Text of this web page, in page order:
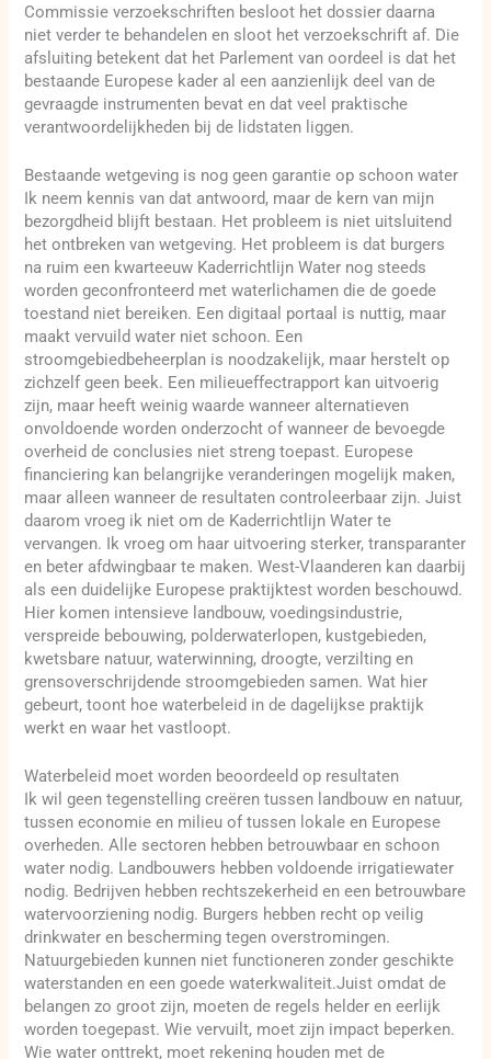
Commissie verzoekschriften besloot het dossier daarna
niet verder te behandelen en sloot het verzoekschrift af. Die
afsluiting betekent dat het Parlement van oordeel is dat het
bestaande Europese kader al een aanzienlijk deel van de
gevraagde instrumenten bevat en dat veel praktische
verantwoordelijkheden bij de lidstaten liggen.
Bestaande wetgeving is nog geen garantie op schoon water
Ik neem kennis van dat antwoord, maar de kern van mijn
bezorgdheid blijft bestaan. Het probleem is niet uitsluitend
het ontbreken van wetgeving. Het probleem is dat burgers
na ruim een kwarteeuw Kaderrichtlijn Water nog steeds
worden geconfronteerd met waterlichamen die de goede
toestand niet bereiken. Een digitaal portaal is nuttig, maar
maakt vervuild water niet schoon. Een
stroomgebiedbeheerplan is noodzakelijk, maar herstelt op
zichzelf geen beek. Een milieueffectrapport kan uitvoerig
zijn, maar heeft weinig waarde wanneer alternatieven
onvoldoende worden onderzocht of wanneer de bevoegde
overheid de conclusies niet streng toepast. Europese
financiering kan belangrijke veranderingen mogelijk maken,
maar alleen wanneer de resultaten controleerbaar zijn. Juist
daarom vroeg ik niet om de Kaderrichtlijn Water te
vervangen. Ik vroeg om haar uitvoering sterker, transparanter
en beter afdwingbaar te maken. West-Vlaanderen kan daarbij
als een duidelijke Europese praktijktest worden beschouwd.
Hier komen intensieve landbouw, voedingsindustrie,
verspreide bebouwing, polderwaterlopen, kustgebieden,
kwetsbare natuur, waterwinning, droogte, verzilting en
grensoverschrijdende stroomgebieden samen. Wat hier
gebeurt, toont hoe waterbeleid in de dagelijkse praktijk
werkt en waar het vastloopt.
Waterbeleid moet worden beoordeeld op resultaten
Ik wil geen tegenstelling creëren tussen landbouw en natuur,
tussen economie en milieu of tussen lokale en Europese
overheden. Alle sectoren hebben betrouwbaar en schoon
water nodig. Landbouwers hebben voldoende irrigatiewater
nodig. Bedrijven hebben rechtszekerheid en een betrouwbare
watervoorziening nodig. Burgers hebben recht op veilig
drinkwater en bescherming tegen overstromingen.
Natuurgebieden kunnen niet functioneren zonder geschikte
waterstanden en een goede waterkwaliteit.Juist omdat de
belangen zo groot zijn, moeten de regels helder en eerlijk
worden toegepast. Wie vervuilt, moet zijn impact beperken.
Wie water onttrekt, moet rekening houden met de